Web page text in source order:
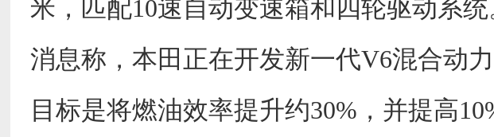
米，匹配10速自动变速箱和四轮驱动系
消息称，本田正在开发新一代V6混合动力
目标是将燃油效率提升约30%，并提高